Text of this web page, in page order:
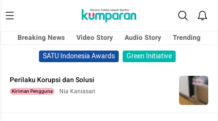
Breaking News Video Story Audio Story
Trending
SATU Indonesia Awards
Green Initiative
Perilaku Korupsi dan Solusi
Kiriman Pengguna Nia Kaniasari